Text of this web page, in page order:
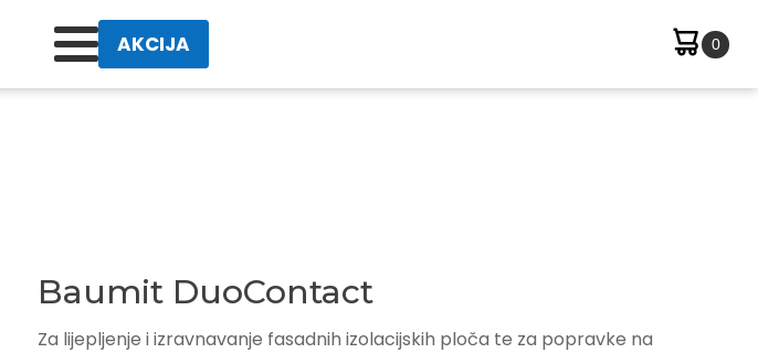
AKCIJA
Baumit DuoContact
Za lijepljenje i izravnavanje fasadnih izolacijskih ploča te za popravke na